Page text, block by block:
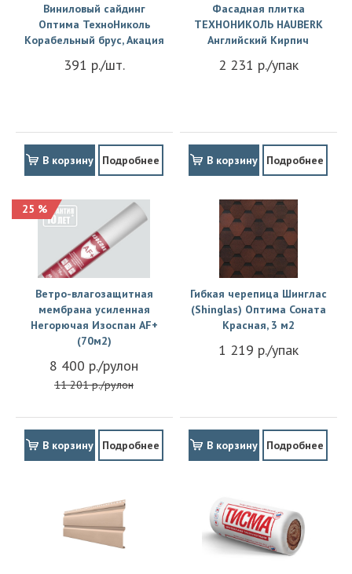
Виниловый сайдинг
Оптима ТехноНиколь
Корабельный брус, Акация
391 р./шт.
В корзину Подробнее
Фасадная плитка
ТЕХНОНИКОЛЬ HAUBERK
Английский Кирпич
2 231 р./упак
В корзину Подробнее
25 %
Ветро-влагозащитная
мембрана усиленная
Негорючая Изоспан АF+
(70м2)
8 400 р./рулон
11 201 р./рулон
В корзину Подробнее
Гибкая черепица Шинглас
(Shinglas) Оптима Соната
Красная, 3 м2
1 219 р./упак
В корзину Подробнее